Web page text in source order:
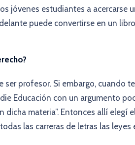
jóvenes estudiantes a acercarse
puede convertirse en un
ser profesor. Si embargo, cuando
Educación con un argumento
dicha materia”. Entonces allí elegí
las carreras de letras las